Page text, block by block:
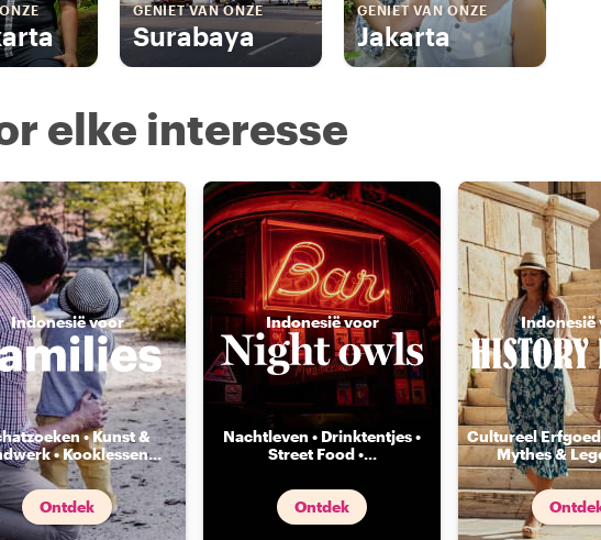
GENIET VAN ONZE
Surabaya
GENIET VAN ONZE
Jakarta
elke interesse
Indonesië voor
• Kunst &
• Kooklessen...
Ontdek
Indonesië voor
Nachtleven • Drinktentjes •
Street Food •...
Ontdek
Indonesië
Cultureel Erfgoed
Mythes &